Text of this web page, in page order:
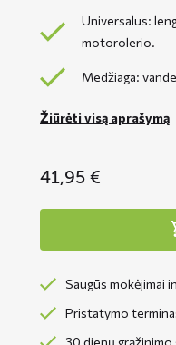
Universalus:
motorolerio.
Medžiaga:
Žiūrėti visą aprašymą
41,95 €
Saugūs mokėjimai
Pristatymo
30 dienų grąžinimo